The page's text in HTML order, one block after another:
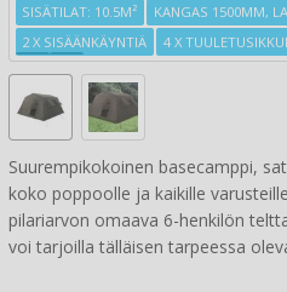
SISÄTILAT: 10.5M²
KANGAS 1500MM,
2 X SISÄÄNKÄYNTIÄ
4 X
Suurempikokoinen basecamppi,
koko poppoolle ja kaikille
pilariarvon omaava 6-henkilön
voi tarjoilla tälläisen tarpeessa